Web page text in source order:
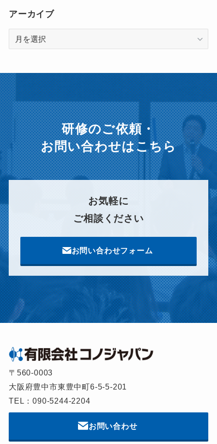
アーカイブ
ー
イ
ブ
研修のご依頼・
お問い合わせはこちら
お気軽に
ご相談ください
お問い合わせフォーム
〒560-0003
大阪府豊中市東豊中町6-5-5-201
TEL：090-5244-2204
お問い合わせ